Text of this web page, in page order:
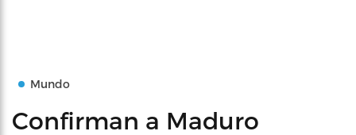
Mundo
Confirman a Maduro